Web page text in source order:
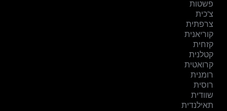
פשטות
צ'כית
צרפתית
קוריאנית
קזחית
קטלנית
קרואטית
רומנית
רוסית
שוודית
תאילנדית